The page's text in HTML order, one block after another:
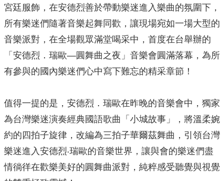
宮廷服飾，在安德烈善於帶動樂迷進入樂曲的氛圍下，
所有樂迷們隨著音樂起舞同歡，讓現場宛如一場大型的
音樂派對，在全場觀眾滿堂喝采中，首度在台舉辦的
「安德烈．瑞歐—圓舞曲之夜」音樂會圓滿落幕，為所
有參與的國內樂迷們心中寫下難忘的精采章節！
值得一提的是，安德烈．瑞歐在昨晚的音樂會中，獨家
為台灣樂迷演奏經典國語歌曲「小城故事」，將溫柔婉
約的四拍子旋律，改編為三拍子華爾茲舞曲，引領台灣
樂迷進入安德烈‧瑞歐的音樂世界，讓與會的樂迷們盡
情徜徉在歡樂美好的圓舞曲派對，純粹感受聽覺與視覺